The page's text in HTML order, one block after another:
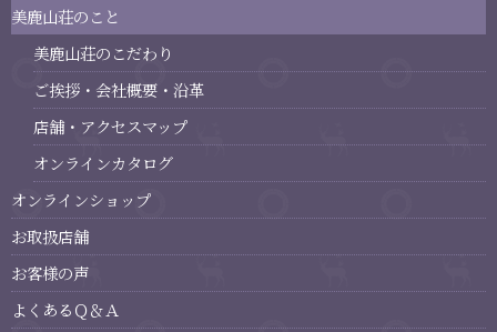
美鹿山荘のこと
美鹿山荘のこだわり
ご挨拶・会社概要・沿革
店舗・アクセスマップ
オンラインカタログ
オンラインショップ
お取扱店舗
お客様の声
よくあるＱ＆Ａ